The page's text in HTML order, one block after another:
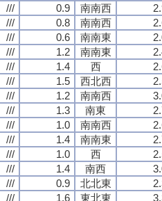
/// 0.9 南南西
/// 0.8 南南西
/// 0.6 南南東
/// 1.2 南南東
/// 1.4 西
/// 1.5 西北西
/// 1.2 南南西
/// 1.3 南東
/// 1.0 南南西
/// 1.4 南南東
/// 1.0 西
/// 1.4 南西
/// 0.9 北北東
/// 1.6 東北東